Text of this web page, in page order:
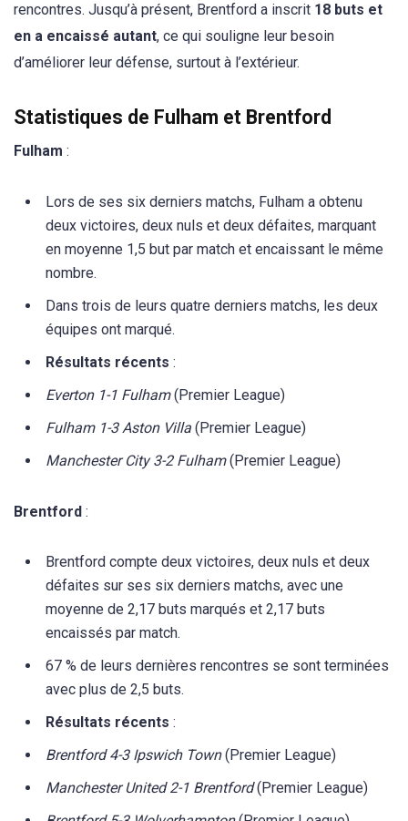
rencontres. Jusqu’à présent, Brentford a inscrit 18 buts et
en a encaissé autant, ce qui souligne leur besoin
d’améliorer leur défense, surtout à l’extérieur.
Statistiques de Fulham et Brentford
Fulham :
Lors de ses six derniers matchs, Fulham a obtenu
deux victoires, deux nuls et deux défaites, marquant
en moyenne 1,5 but par match et encaissant le même
nombre.
Dans trois de leurs quatre derniers matchs, les deux
équipes ont marqué.
Résultats récents :
Everton 1-1 Fulham(Premier League)
Fulham 1-3 Aston Villa (Premier League)
Manchester City 3-2 Fulham(Premier League)
Brentford :
Brentford compte deux victoires, deux nuls et deux
défaites sur ses six derniers matchs, avec une
moyenne de 2,17 buts marqués et 2,17 buts
encaissés par match.
67 % de leurs dernières rencontres se sont terminées
avec plus de 2,5 buts.
Résultats récents :
Brentford 4-3 Ipswich Town(Premier League)
Manchester United 2-1 Brentford(Premier League)